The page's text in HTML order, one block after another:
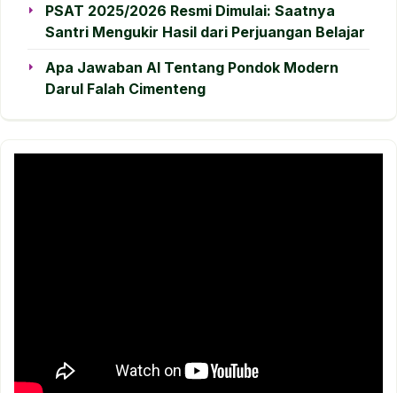
PSAT 2025/2026 Resmi Dimulai: Saatnya
Santri Mengukir Hasil dari Perjuangan Belajar
Apa Jawaban AI Tentang Pondok Modern
Darul Falah Cimenteng